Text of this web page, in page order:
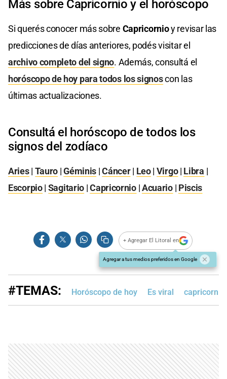
Más sobre Capricornio y el horóscopo
Si querés conocer más sobre Capricornioy revisar las
predicciones de días anteriores, podés visitar el
archivo completo del signo. Además, consultá el
horóscopo de hoy para todos los signoscon las
últimas actualizaciones.
Consultá el horóscopo de todos los
signos del zodíaco
Aries| Tauro |Géminis |Cáncer| Leo| Virgo| Libra |
Escorpio| Sagitario |Capricornio|Acuario| Piscis
+ Agregar El Litoral en
Agregar a tus medios preferidos en Google
#TEMAS: Horóscopo de hoy Es viral capricornio